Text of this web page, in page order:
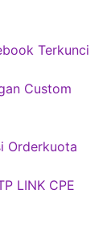
Terkunci
Custom
Orderkuota
LINK CPE